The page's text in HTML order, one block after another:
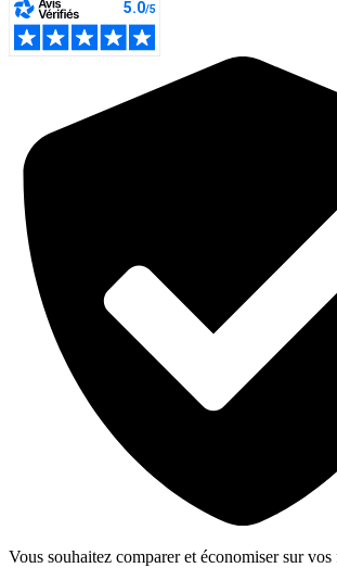
Vous souhaitez comparer et économiser sur vos